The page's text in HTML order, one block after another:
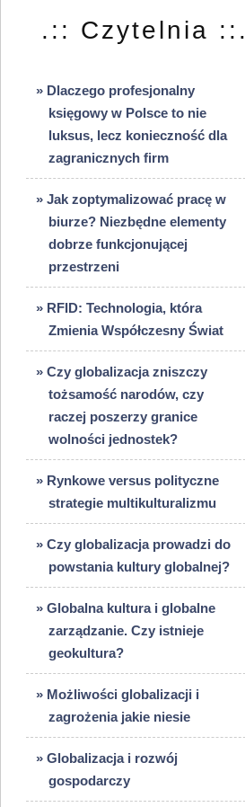
.:: Czytelnia ::.
» Dlaczego profesjonalny
księgowy w Polsce to nie
luksus, lecz konieczność dla
zagranicznych firm
» Jak zoptymalizować pracę w
biurze? Niezbędne elementy
dobrze funkcjonującej
przestrzeni
» RFID: Technologia, która
Zmienia Współczesny Świat
» Czy globalizacja zniszczy
tożsamość narodów, czy
raczej poszerzy granice
wolności jednostek?
» Rynkowe versus polityczne
strategie multikulturalizmu
» Czy globalizacja prowadzi do
powstania kultury globalnej?
» Globalna kultura i globalne
zarządzanie. Czy istnieje
geokultura?
» Możliwości globalizacji i
zagrożenia jakie niesie
» Globalizacja i rozwój
gospodarczy